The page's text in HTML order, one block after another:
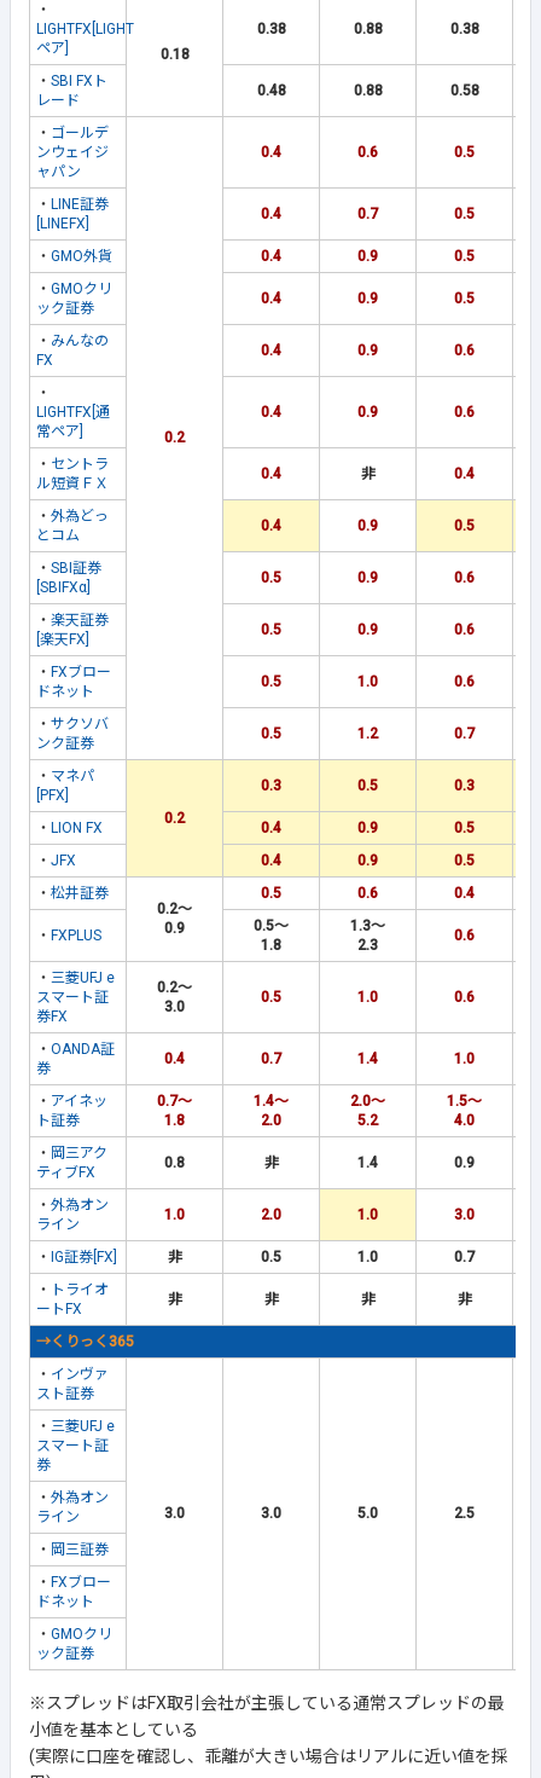
・
LIGHTFX[LIGHT
ペア]
0.18
0.38 0.88 0.38
・ SBI FXト
レード
0.48 0.88 0.58
・ ゴールデ
ンウェイジ
ャパン
0.2
0.4 0.6 0.5
・ LINE証券
[LINEFX]
0.4 0.7 0.5
・ GMO外貨 0.4 0.9
0.5
・ GMOクリ
ック証券
0.4 0.9 0.5
・ みんなの
FX
0.4 0.9 0.6
・
LIGHTFX[通
常ペア]
0.4 0.9 0.6
・ セントラ
ル短資ＦＸ
0.4 非 0.4
・ 外為どっ
とコム
0.4 0.9 0.5
・ SBI証券
[SBIFXα]
0.5 0.9 0.6
・ 楽天証券
[楽天FX]
0.5 0.9 0.6
・ FXブロー
ドネット
0.5 1.0 0.6
・ サクソバ
ンク証券
0.5 1.2 0.7
・ マネパ
[PFX]
0.2
0.3 0.5 0.3
・ LION FX 0.4 0.9
0.5
・ JFX 0.4 0.9
0.5
・ 松井証券
0.2～
0.9
0.5 0.6 0.4
・ FXPLUS
0.5～
1.8
1.3～
2.3
0.6
・ 三菱UFJ e
スマート証
券FX
0.2～
3.0
0.5 1.0 0.6
・ OANDA証
券
0.4 0.7 1.4 1.0
・ アイネッ
ト証券
0.7～
1.8
1.4～
2.0
2.0～
5.2
1.5～
4.0
・ 岡三アク
ティブFX
0.8 非 1.4 0.9
・ 外為オン
ライン
1.0 2.0 1.0 3.0
・ IG証券[FX] 非 0.5 1.0
0.7
・
トライオ
ートFX
非 非 非 非
→くりっく365
・ インヴァ
スト証券
3.0 3.0 5.0 2.5
・ 三菱UFJ e
スマート証
券
・ 外為オン
ライン
・ 岡三証券
・ FXブロー
ドネット
・ GMOクリ
ック証券
※スプレッドはFX取引会社が主張している通常スプレッドの最
小値を基本としている
(実際に口座を確認し、乖離が大きい場合はリアルに近い値を採